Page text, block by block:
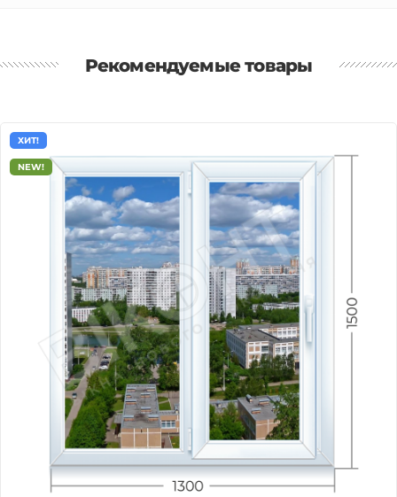
Рекомендуемые товары
ХИТ!
NEW!